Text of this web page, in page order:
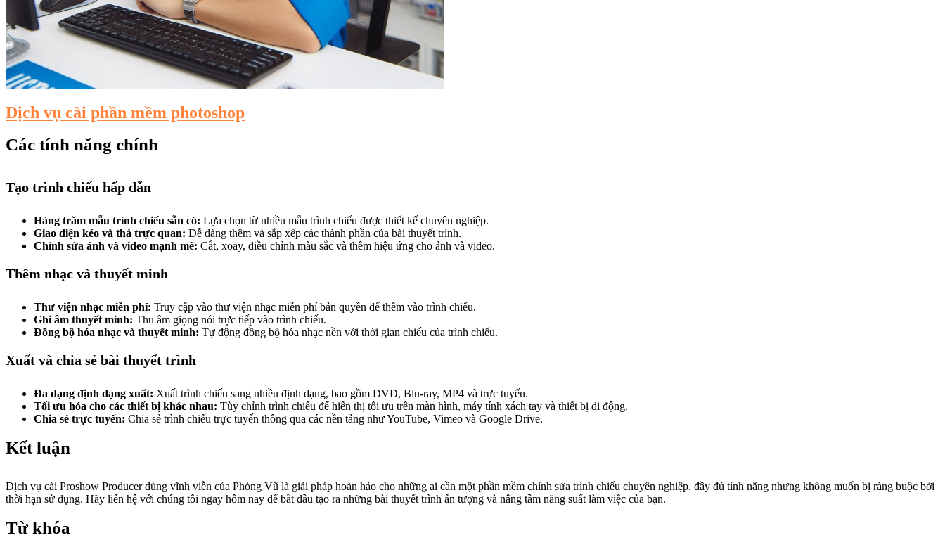
Dịch vụ cài phần mềm photoshop
Các tính năng chính
Tạo trình chiếu hấp dẫn
Hàng trăm mẫu trình chiếu sẵn có: Lựa chọn từ nhiều mẫu trình chiếu được thiết kế chuyên nghiệp.
Giao diện kéo và thả trực quan: Dễ dàng thêm và sắp xếp các thành phần của bài thuyết trình.
Chỉnh sửa ảnh và video mạnh mẽ: Cắt, xoay, điều chỉnh màu sắc và thêm hiệu ứng cho ảnh và video.
Thêm nhạc và thuyết minh
Thư viện nhạc miễn phí: Truy cập vào thư viện nhạc miễn phí bản quyền để thêm vào trình chiếu.
Ghi âm thuyết minh: Thu âm giọng nói trực tiếp vào trình chiếu.
Đồng bộ hóa nhạc và thuyết minh: Tự động đồng bộ hóa nhạc nền với thời gian chiếu của trình chiếu.
Xuất và chia sẻ bài thuyết trình
Đa dạng định dạng xuất: Xuất trình chiếu sang nhiều định dạng, bao gồm DVD, Blu-ray, MP4 và trực tuyến.
Tối ưu hóa cho các thiết bị khác nhau: Tùy chỉnh trình chiếu để hiển thị tối ưu trên màn hình, máy tính xách tay và thiết bị di động.
Chia sẻ trực tuyến: Chia sẻ trình chiếu trực tuyến thông qua các nền tảng như YouTube, Vimeo và Google Drive.
Kết luận
Dịch vụ cài Proshow Producer dùng vĩnh viễn của Phòng Vũ là giải pháp hoàn hảo cho những ai cần một phần mềm chỉnh sửa trình chiếu chuyên nghiệp, đầy đủ tính năng nhưng không muốn bị ràng buộc bởi
thời hạn sử dụng. Hãy liên hệ với chúng tôi ngay hôm nay để bắt đầu tạo ra những bài thuyết trình ấn tượng và nâng tầm năng suất làm việc của bạn.
Từ khóa